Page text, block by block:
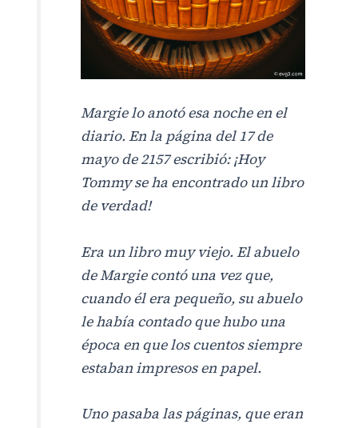
Margie lo anotó esa noche en el
diario. En la página del 17 de
mayo de 2157 escribió: ¡Hoy
Tommy se ha encontrado un libro
de verdad!
Era un libro muy viejo. El abuelo
de Margie contó una vez que,
cuando él era pequeño, su abuelo
le había contado que hubo una
época en que los cuentos siempre
estaban impresos en papel.
Uno pasaba las páginas, que eran